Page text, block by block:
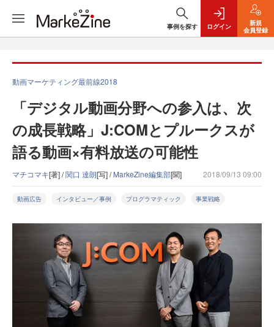
事例を探す ログイン
新規
会員登録
動画マーケティング最前線2018
「デジタル動画分野への参入は、次
の成長戦略」J:COMとプルークスが
語る動画×有料放送の可能性
マチコマキ[著] /関口 達朗[写] /MarkeZine編集部[聞] 2018/09/13 09:00
動画広告 インタビュー／事例 プログラマティック 事業戦略